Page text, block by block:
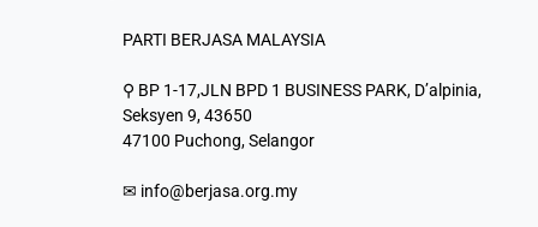
PARTI BERJASA MALAYSIA
⚲ BP 1-17,JLN BPD 1 BUSINESS PARK, D’alpinia,
Seksyen 9, 43650
47100 Puchong, Selangor
✉ info@berjasa.org.my